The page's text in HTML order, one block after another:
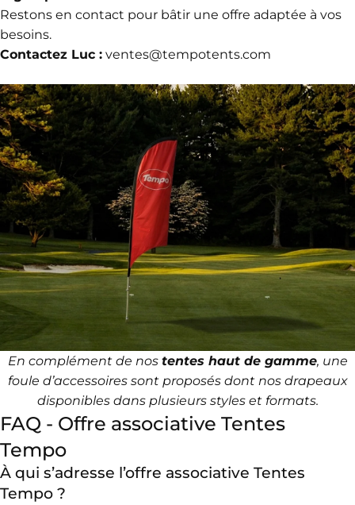
Restons en contact pour bâtir une offre adaptée à vos
besoins.
Contactez Luc : ventes@tempotents.com
En complément de nos tentes haut de gamme, une
foule d’accessoires sont proposés dont nos drapeaux
disponibles dans plusieurs styles et formats.
FAQ - Offre associative Tentes
Tempo
À qui s’adresse l’offre associative Tentes
Tempo ?